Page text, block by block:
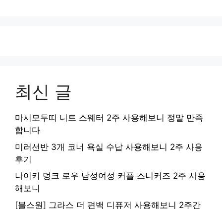
최신 글
마시모두띠 니트 스웨터 2주 사용해보니 정말 만족
합니다
미러선반 3개 코너 욕실 수납 사용해보니 2주 사용
후기
나이키 덩크 로우 남성여성 커플 스니커즈 2주 사용
해보니
[불스원] 그라스 더 편백 디퓨저 사용해보니 2주간